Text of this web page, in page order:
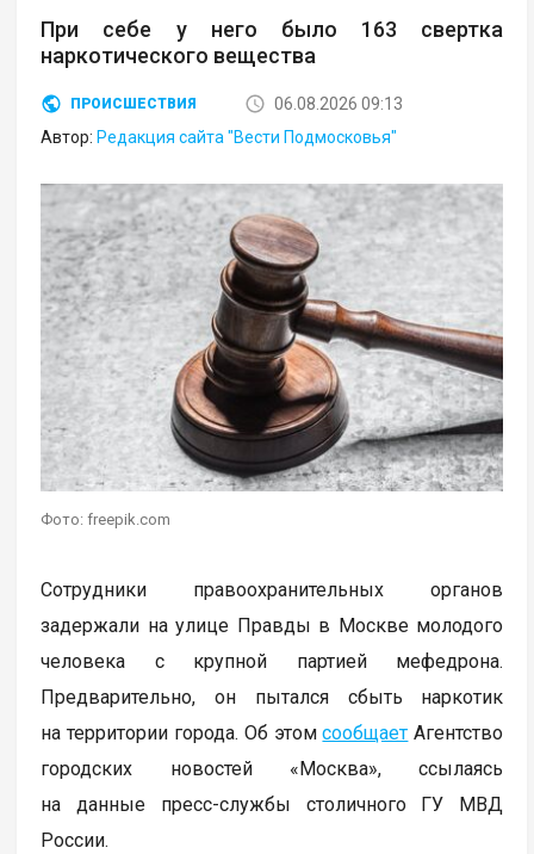
При себе у него было 163 свертка
наркотического вещества
ПРОИСШЕСТВИЯ
06.08.2026 09:13
Автор: Редакция сайта "Вести Подмосковья"
Фото: freepik.com
Сотрудники правоохранительных органов
задержали на улице Правды в Москве молодого
человека с крупной партией мефедрона.
Предварительно, он пытался сбыть наркотик
на территории города. Об этомсообщает Агентство
городских новостей «Москва», ссылаясь
на данные пресс-службы столичного ГУ МВД
России.